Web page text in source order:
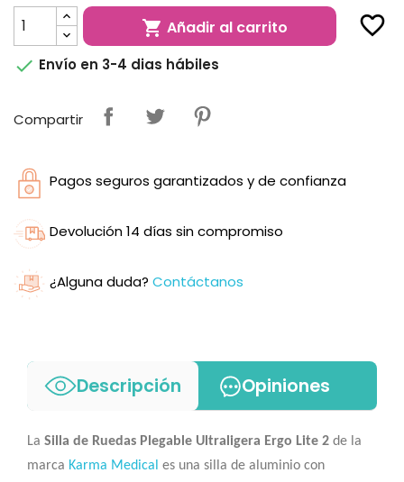
 Añadir al carrito favorite_border
 Envío en 3-4 dias hábiles
Compartir
Pagos seguros garantizados y de confianza
Devolución 14 días sin compromiso
¿Alguna duda? Contáctanos
Descripción Opiniones
La Silla de Ruedas Plegable Ultraligera Ergo Lite 2 de la
marca Karma Medical es una silla de aluminio con